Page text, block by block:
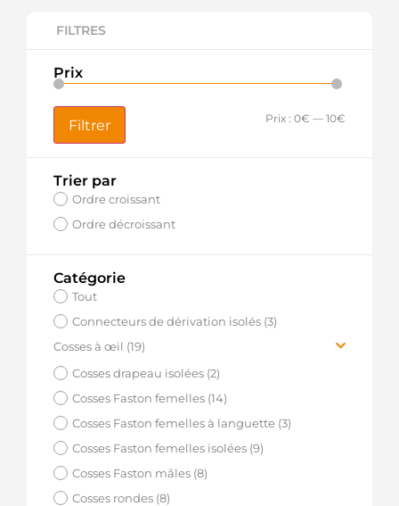
FILTRES
Prix
Filtrer Prix : 0€ — 10€
Trier par
Ordre croissant
Ordre décroissant
Catégorie
Tout
Connecteurs de dérivation isolés (3)
Cosses à œil (19)
Cosses >1 - 2.5 mm² Bleu (7)
Cosses >2.5 - 6 mm² Jaune (6)
Cosses 0.5 - 1.5 mm² Rouge (6)
Cosses drapeau isolées (2)
Cosses Faston femelles (14)
Cosses Faston femelles à languette (3)
Cosses Faston femelles isolées (9)
Cosses Faston mâles (8)
Cosses rondes (8)